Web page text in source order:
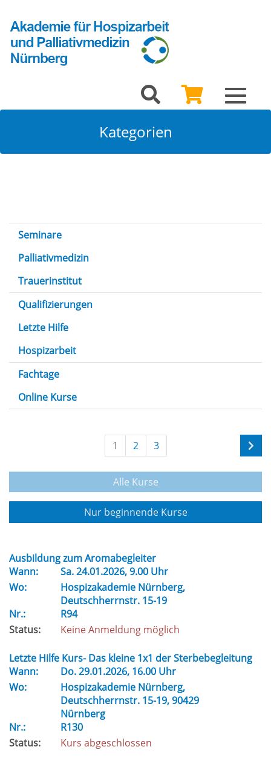
Toggle
Kategorien
Seminare
Palliativmedizin
Trauerinstitut
Qualifizierungen
Letzte Hilfe
Hospizarbeit
Fachtage
Online Kurse
1 2 3
Alle Kurse
Nur beginnende Kurse
Ausbildung zum Aromabegleiter
Wann:
Sa.24.01.2026, 9.00 Uhr
Wo:
Hospizakademie Nürnberg,
Deutschherrnstr. 15-19
Nr.:
R94
Status:
Keine Anmeldung möglich
Letzte Hilfe Kurs- Das kleine 1x1 der Sterbebegleitung
Wann:
Do.29.01.2026, 16.00 Uhr
Wo:
Hospizakademie Nürnberg,
Deutschherrnstr. 15-19, 90429
Nürnberg
Nr.:
R130
Status:
Kurs abgeschlossen